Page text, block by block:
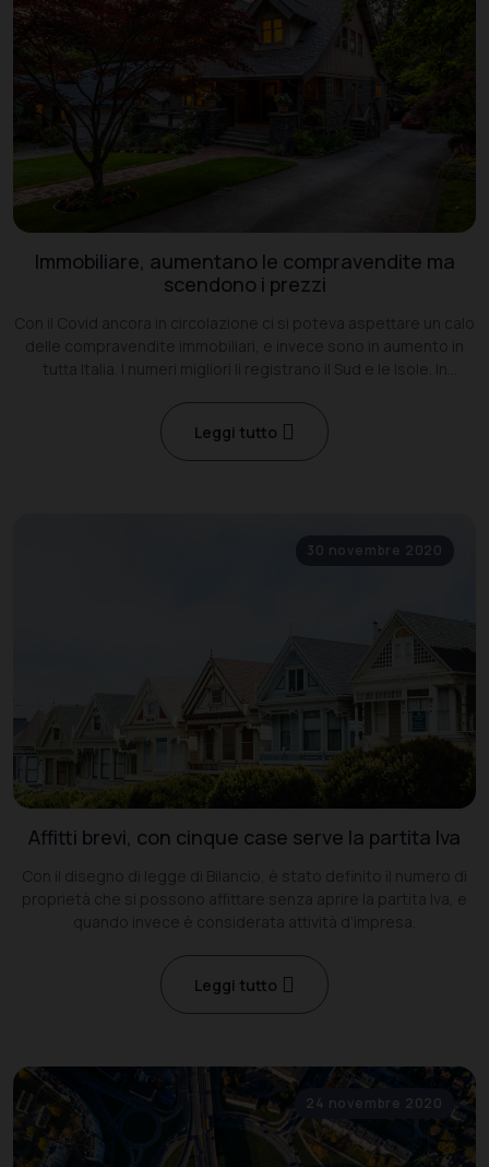
Immobiliare, aumentano le compravendite ma
scendono i prezzi
Con il Covid ancora in circolazione ci si poteva aspettare un calo
delle compravendite immobiliari, e invece sono in aumento in
tutta Italia. I numeri migliori li registrano il Sud e le Isole. In
Leggi tutto
30 novembre 2020
Affitti brevi, con cinque case serve la partita Iva
Con il disegno di legge di Bilancio, è stato definito il numero di
proprietà che si possono affittare senza aprire la partita Iva, e
quando invece è considerata attività d’impresa.
Leggi tutto
24 novembre 2020